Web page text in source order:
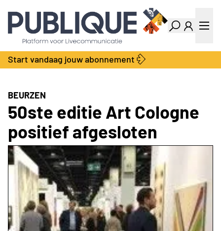
Industry Dashboard
Vacatures
Kalender
Producten
Bedrijvengids
Locatie Finder
Contact
Over ons
Adverteren
Abonnementen
Start vandaag jouw abonnement
BEURZEN
50ste editie Art Cologne
positief afgesloten